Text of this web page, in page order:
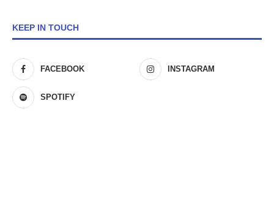
KEEP IN TOUCH
FACEBOOK INSTAGRAM
SPOTIFY